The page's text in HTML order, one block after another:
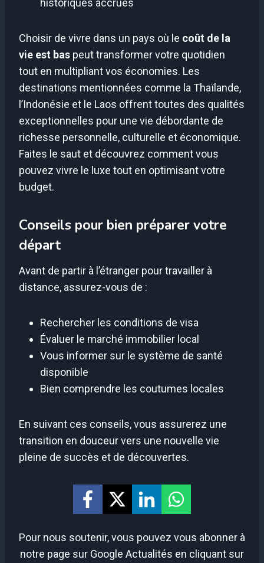
Choisir de vivre dans un pays où le coût de la
vie est bas peut transformer votre quotidien
tout en multipliant vos économies. Les
destinations mentionnées comme la Thaïlande,
l’Indonésie et le Laos offrent toutes des qualités
exceptionnelles pour une vie débordante de
richesse personnelle, culturelle et économique.
Faites le saut et découvrez comment vous
pouvez vivre le luxe tout en optimisant votre
budget.
Conseils pour bien préparer votre
départ
Avant de partir à l’étranger pour travailler à
distance, assurez-vous de :
Rechercher les conditions de visa
Évaluer le marché immobilier local
Vous informer sur le système de santé
disponible
Bien comprendre les coutumes locales
En suivant ces conseils, vous assurerez une
transition en douceur vers une nouvelle vie
pleine de succès et de découvertes.
Pour nous soutenir, vous pouvez vous abonner à
notre page sur Google Actualités en cliquant sur